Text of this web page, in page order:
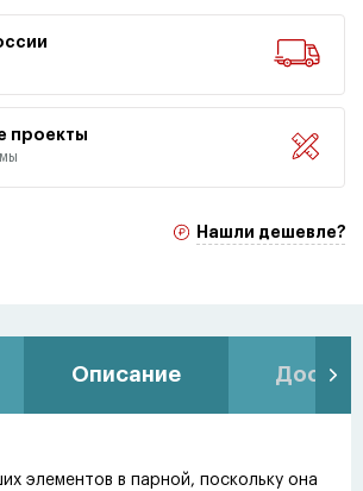
проекты
Нашли дешевле?
Описание
элементов в парной, поскольку она